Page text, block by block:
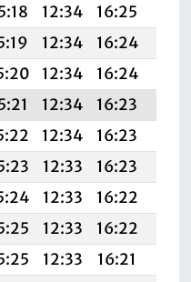
12:34 16:25
12:34 16:24
12:34 16:24
12:34 16:23
12:34 16:23
12:33 16:23
12:33 16:22
12:33 16:22
12:33 16:21